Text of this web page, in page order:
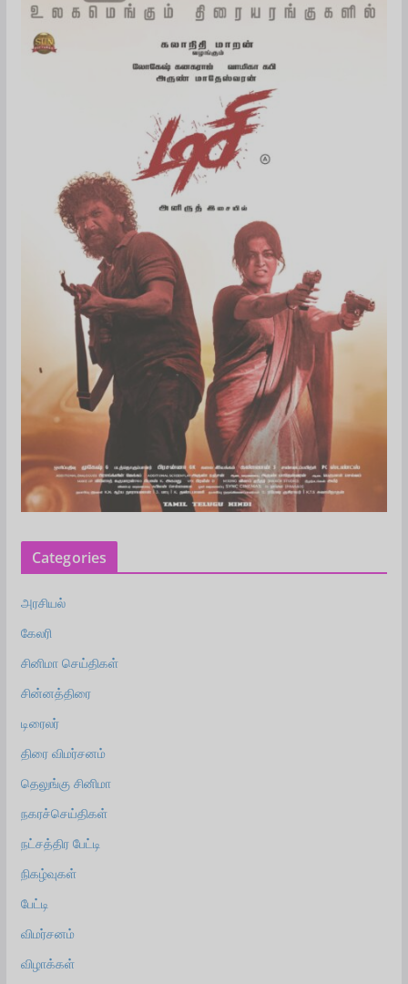
Categories
அரசியல்
கேலரி
சினிமா செய்திகள்
சின்னத்திரை
டிரைலர்
திரை விமர்சனம்
தெலுங்கு சினிமா
நகரச்செய்திகள்
நட்சத்திர பேட்டி
நிகழ்வுகள்
பேட்டி
விமர்சனம்
விழாக்கள்